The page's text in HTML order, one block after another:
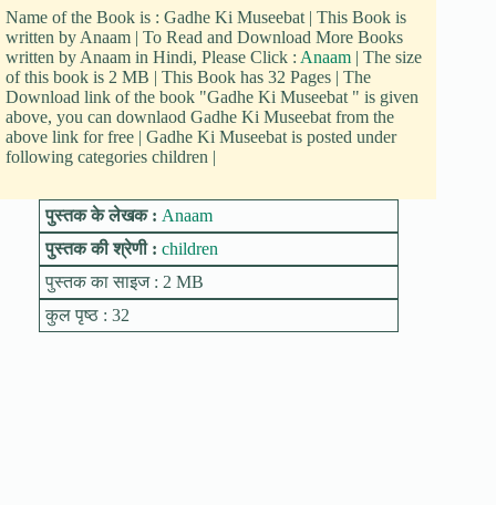
Name of the Book is : Gadhe Ki Museebat | This Book is
written by Anaam | To Read and Download More Books
written by Anaam in Hindi, Please Click : Anaam | The size
of this book is 2 MB | This Book has 32 Pages | The
Download link of the book "Gadhe Ki Museebat " is given
above, you can downlaod Gadhe Ki Museebat from the
above link for free | Gadhe Ki Museebat is posted under
following categories children |
पुस्तक के लेखक : Anaam
पुस्तक की श्रेणी : children
पुस्तक का साइज : 2 MB
कुल पृष्ठ : 32